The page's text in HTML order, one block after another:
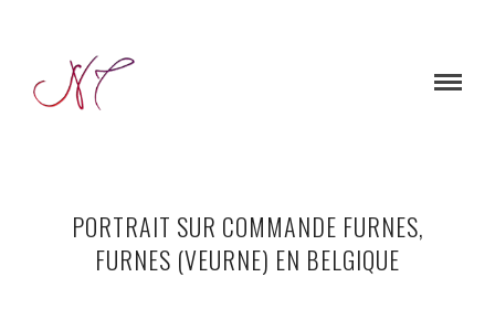
PORTRAIT SUR COMMANDE FURNES,
FURNES (VEURNE) EN BELGIQUE